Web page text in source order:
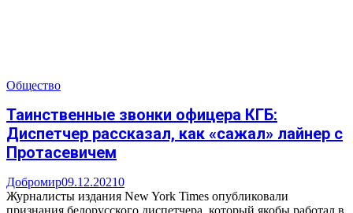
Общество
Таинственные звонки офицера КГБ:
Диспетчер рассказал, как «сажал» лайнер с
Протасевичем
Добромир09.12.20210
Журналисты издания New York Times опубликовали
признания белорусского диспетчера, который якобы работал в